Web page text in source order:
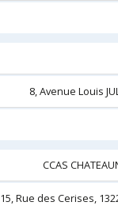
8, Avenue Louis
CCAS
15, Rue des Cerises,